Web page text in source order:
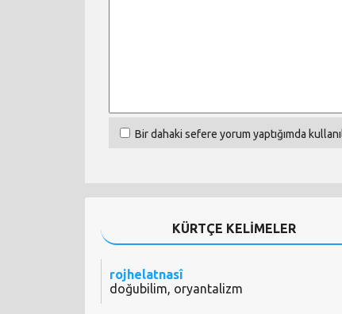
Bir dahaki sefere yorum yaptığımda
KÜRTÇE KELİMELER
rojhelatnasî
doğubilim, oryantalizm